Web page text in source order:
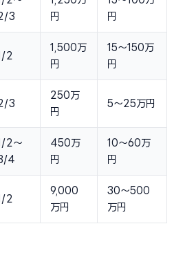
3
円
円
2
1,500万
円
15〜150万
円
3
250万
円
5〜25万円
2〜
4
450万
円
10〜60万
円
2
9,000
万円
30〜500
万円